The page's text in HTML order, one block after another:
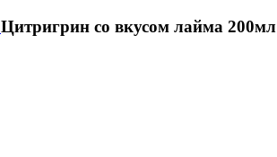
Цитригрин со вкусом лайма 200мл